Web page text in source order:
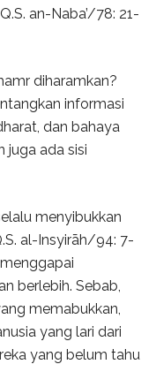
an-Naba’/78: 21-
diharamkan?
informasi
dan bahaya
juga ada sisi
menyibukkan
al-Insyirāh/94: 7-
berlebih. Sebab,
memabukkan,
yang lari dari
yang belum tahu